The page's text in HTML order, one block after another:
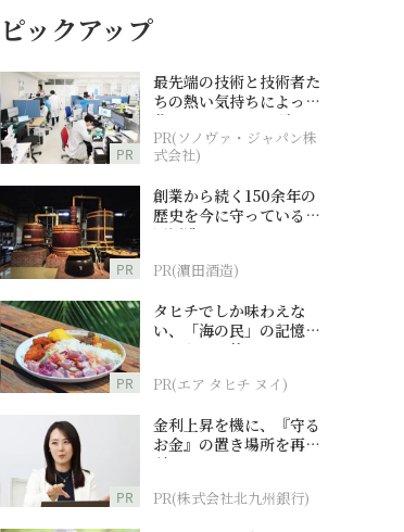
ピックアップ
PR
最先端の技術と技術者た
ちの熱い気持ちによって
作られているオーダーメ
イド補聴器
PR(ソノヴァ・ジャパン株
式会社)
PR
創業から続く150余年の
歴史を今に守っている濵
田酒造
PR(濵田酒造)
PR
タヒチでしか味わえな
い、「海の民」の記憶へ
とつながる旅
PR(エア タヒチ ヌイ)
PR
金利上昇を機に、『守る
お金』の置き場所を再検
討
PR(株式会社北九州銀行)